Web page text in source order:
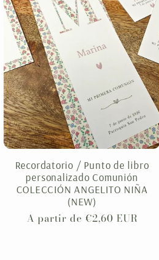
Recordatorio / Punto de libro
personalizado Comunión
COLECCIÓN ANGELITO NIÑA
(NEW)
Precio
A partir de €2,60 EUR